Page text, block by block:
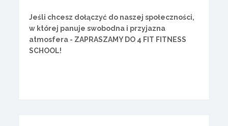
Jeśli chcesz dołączyć do naszej społeczności,
w której panuje swobodna i przyjazna
atmosfera - ZAPRASZAMY DO 4 FIT FITNESS
SCHOOL!